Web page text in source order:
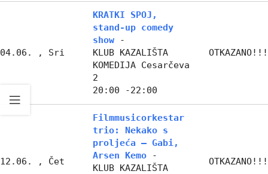
04.06. , Sri
KRATKI SPOJ,
stand-up comedy
show -
KLUB KAZALIŠTA
KOMEDIJA Cesarčeva
2
20:00 -22:00
OTKAZANO!!!
12.06. , Čet
Filmmusicorkestar
trio: Nekako s
proljeća – Gabi,
Arsen Kemo -
KLUB KAZALIŠTA
OTKAZANO!!!